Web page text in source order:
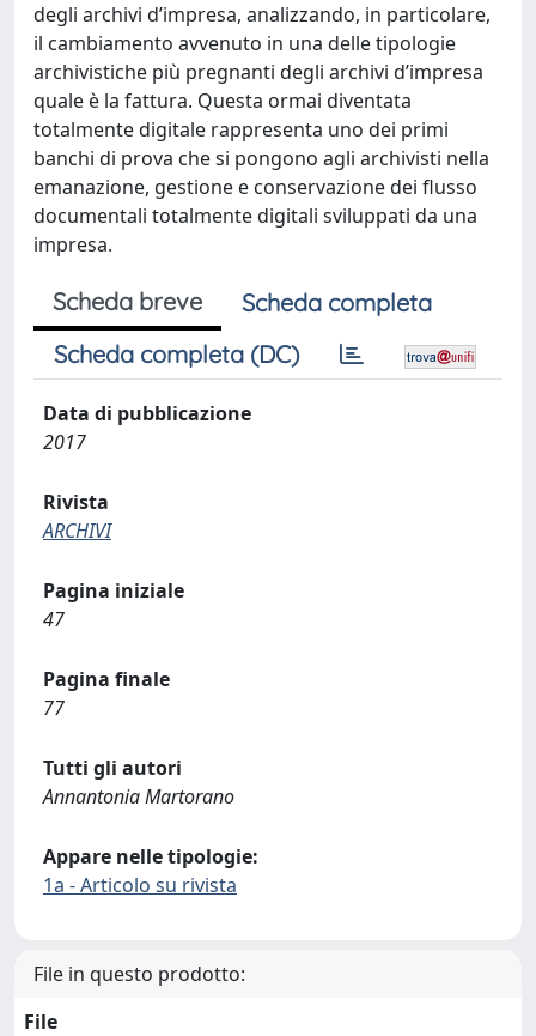
degli archivi d’impresa, analizzando, in particolare,
il cambiamento avvenuto in una delle tipologie
archivistiche più pregnanti degli archivi d’impresa
quale è la fattura. Questa ormai diventata
totalmente digitale rappresenta uno dei primi
banchi di prova che si pongono agli archivisti nella
emanazione, gestione e conservazione dei flusso
documentali totalmente digitali sviluppati da una
impresa.
Scheda breve
Scheda completa
Scheda completa (DC)
Data di pubblicazione
2017
Rivista
ARCHIVI
Pagina iniziale
47
Pagina finale
77
Tutti gli autori
Annantonia Martorano
Appare nelle tipologie:
1a - Articolo su rivista
File in questo prodotto:
File